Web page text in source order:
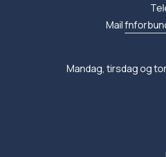
Mail
Mandag, tirsdag og